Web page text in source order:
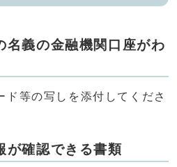
名義の金融機関口座がわ
ド等の写しを添付してくださ
が確認できる書類